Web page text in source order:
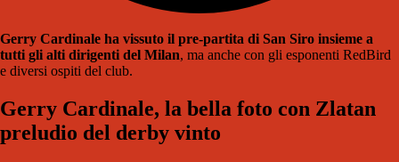
Gerry Cardinale ha vissuto il pre-partita di San Siro insieme a
tutti gli alti dirigenti del Milan, ma anche con gli esponenti RedBird
e diversi ospiti del club.
Gerry Cardinale, la bella foto con Zlatan
preludio del derby vinto